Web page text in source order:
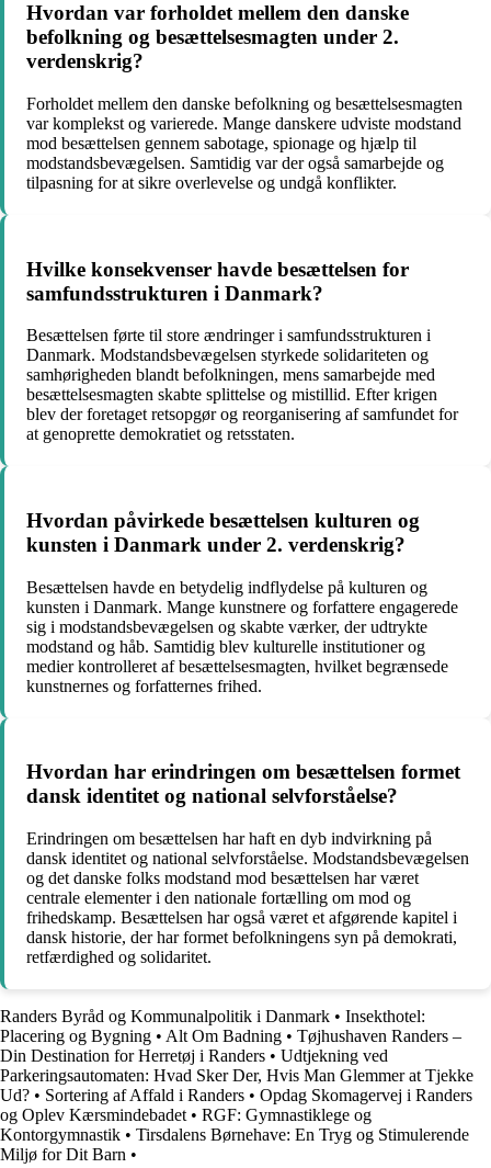
Hvordan var forholdet mellem den danske
befolkning og besættelsesmagten under 2.
verdenskrig?
Forholdet mellem den danske befolkning og besættelsesmagten
var komplekst og varierede. Mange danskere udviste modstand
mod besættelsen gennem sabotage, spionage og hjælp til
modstandsbevægelsen. Samtidig var der også samarbejde og
tilpasning for at sikre overlevelse og undgå konflikter.
Hvilke konsekvenser havde besættelsen for
samfundsstrukturen i Danmark?
Besættelsen førte til store ændringer i samfundsstrukturen i
Danmark. Modstandsbevægelsen styrkede solidariteten og
samhørigheden blandt befolkningen, mens samarbejde med
besættelsesmagten skabte splittelse og mistillid. Efter krigen
blev der foretaget retsopgør og reorganisering af samfundet for
at genoprette demokratiet og retsstaten.
Hvordan påvirkede besættelsen kulturen og
kunsten i Danmark under 2. verdenskrig?
Besættelsen havde en betydelig indflydelse på kulturen og
kunsten i Danmark. Mange kunstnere og forfattere engagerede
sig i modstandsbevægelsen og skabte værker, der udtrykte
modstand og håb. Samtidig blev kulturelle institutioner og
medier kontrolleret af besættelsesmagten, hvilket begrænsede
kunstnernes og forfatternes frihed.
Hvordan har erindringen om besættelsen formet
dansk identitet og national selvforståelse?
Erindringen om besættelsen har haft en dyb indvirkning på
dansk identitet og national selvforståelse. Modstandsbevægelsen
og det danske folks modstand mod besættelsen har været
centrale elementer i den nationale fortælling om mod og
frihedskamp. Besættelsen har også været et afgørende kapitel i
dansk historie, der har formet befolkningens syn på demokrati,
retfærdighed og solidaritet.
Randers Byråd og Kommunalpolitik i Danmark • Insekthotel:
Placering og Bygning • Alt Om Badning • Tøjhushaven Randers –
Din Destination for Herretøj i Randers • Udtjekning ved
Parkeringsautomaten: Hvad Sker Der, Hvis Man Glemmer at Tjekke
Ud? • Sortering af Affald i Randers • Opdag Skomagervej i Randers
og Oplev Kærsmindebadet • RGF: Gymnastiklege og
Kontorgymnastik • Tirsdalens Børnehave: En Tryg og Stimulerende
Miljø for Dit Barn •